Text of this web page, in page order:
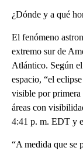
¿Dónde y a qué
El fenómeno
extremo sur de
Atlántico. Según
espacio, “el
visible por primera
áreas con
4:41 p. m. EDT y
“A medida que se